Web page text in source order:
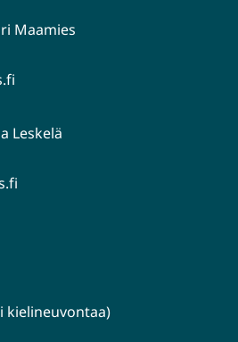
Maamies
Leskelä
kielineuvontaa)